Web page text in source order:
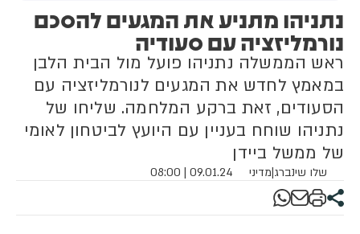
נתניהו מתניע את המגעים להסכם
נורמליזציה עם סעודיה
ראש הממשלה נתניהו פועל מול הבית הלבן
במאמץ לחדש את המגעים לנורמליזציה עם
הסעודים, זאת ברקע המלחמה. שליחו של
נתניהו שוחח בעניין עם היועץ לביטחון לאומי
של ממשל ביידן
שלו שינברג|מדיני 09.01.24 | 08:00